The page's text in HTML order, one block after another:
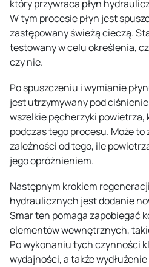
który przywraca płyn
W tym procesie płyn jest
zastępowany świeżą cieczą.
testowany w celu określenia,
czy nie.
Po spuszczeniu i wymianie
jest utrzymywany pod
wszelkie pęcherzyki powietrza,
podczas tego procesu. Może
zależności od tego, ile
jego opróżnieniem.
Następnym krokiem
hydraulicznych jest dodanie
Smar ten pomaga zapobiegać
elementów wewnętrznych,
Po wykonaniu tych czynności
wydajności, a także